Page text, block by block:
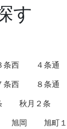
す
条西 ４条通
条西 ８条通
秋月２条
旭岡 旭町